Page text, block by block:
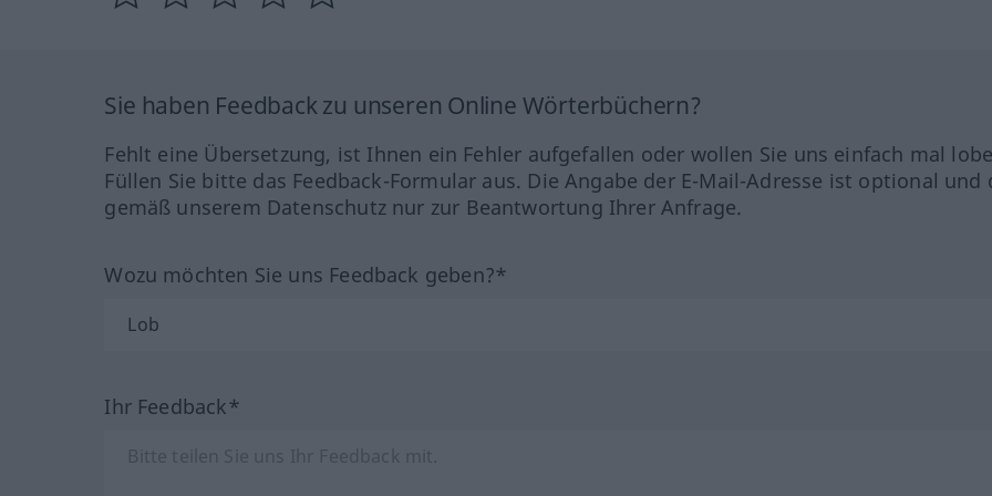
Sie haben Feedback zu unseren Online Wörterbüchern?
Fehlt eine Übersetzung, ist Ihnen ein Fehler aufgefallen oder wollen Sie uns einfach mal
Füllen Sie bitte das Feedback-Formular aus. Die Angabe der E-Mail-Adresse ist optional und
gemäß unserem Datenschutz nur zur Beantwortung Ihrer Anfrage.
Wozu möchten Sie uns Feedback geben?*
Ihr Feedback*